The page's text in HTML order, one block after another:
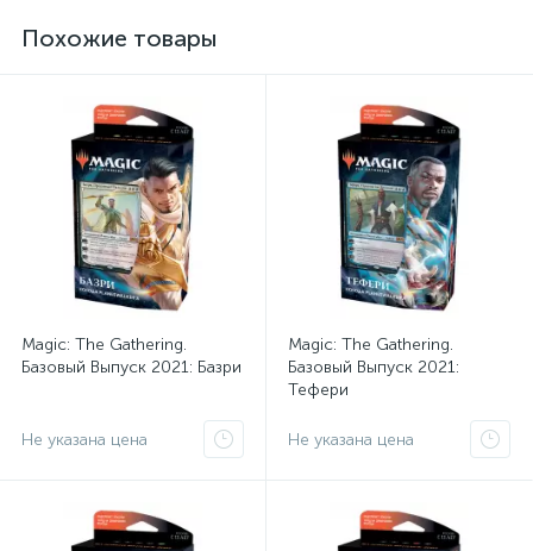
Похожие товары
Magic: The Gathering.
Базовый Выпуск 2021: Базри
Не указана цена
Magic: The Gathering.
Базовый Выпуск 2021:
Тефери
Не указана цена